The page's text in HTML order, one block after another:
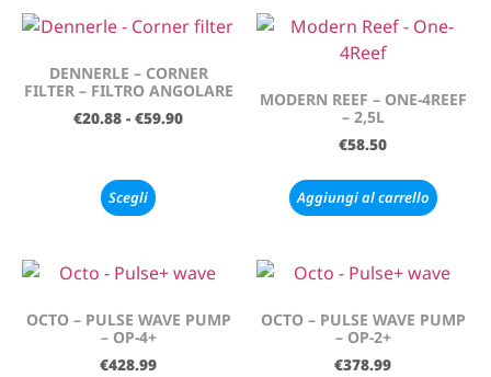
DENNERLE – CORNER
FILTER – FILTRO ANGOLARE
€20.88 - €59.90
Scegli
MODERN REEF – ONE-4REEF
– 2,5L
€58.50
Aggiungi al carrello
OCTO – PULSE WAVE PUMP
– OP-4+
€428.99
OCTO – PULSE WAVE PUMP
– OP-2+
€378.99